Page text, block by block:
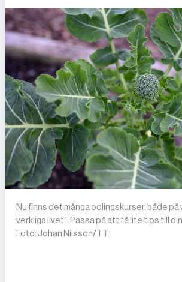
Nu finns det många odlingskurser, både på
verkliga livet". Passa på att få lite tips till
Foto: Johan Nilsson/TT